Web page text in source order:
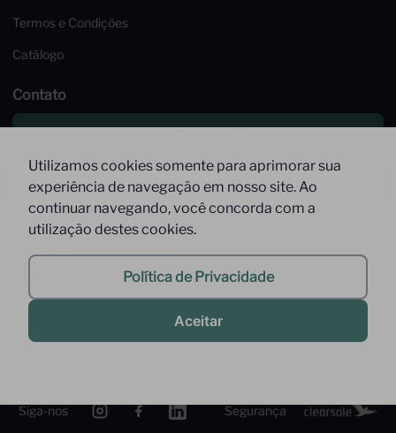
Utilizamos cookies somente para aprimorar sua
experiência de navegação em nosso site. Ao
continuar navegando, você concorda com a
utilização destes cookies.
Política de Privacidade
Aceitar
Termos e Condições
Catálogo
Contato
Enviar um email
Atendimento de Segunda à Sexta,
das 09 às 17h
Whatsapp: (11) 9 9278-9369
(somente mensagens)
Siga-nos Segurança